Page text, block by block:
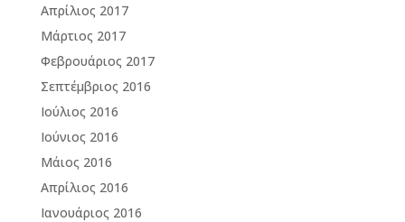
Απρίλιος 2017
Μάρτιος 2017
Φεβρουάριος 2017
Σεπτέμβριος 2016
Ιούλιος 2016
Ιούνιος 2016
Μάιος 2016
Απρίλιος 2016
Ιανουάριος 2016